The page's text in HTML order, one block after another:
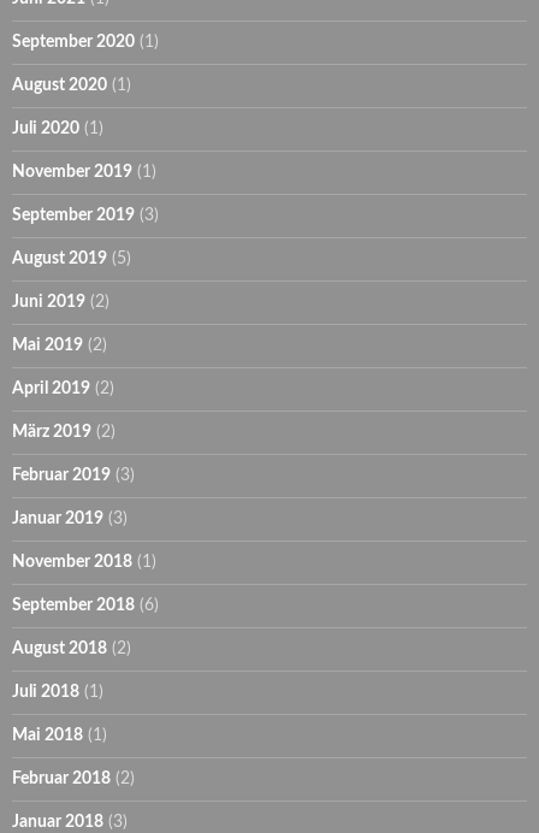
September 2020 (1)
August 2020 (1)
Juli 2020 (1)
November 2019 (1)
September 2019 (3)
August 2019 (5)
Juni 2019 (2)
Mai 2019 (2)
April 2019 (2)
März 2019 (2)
Februar 2019 (3)
Januar 2019 (3)
November 2018 (1)
September 2018 (6)
August 2018 (2)
Juli 2018 (1)
Mai 2018 (1)
Februar 2018 (2)
Januar 2018 (3)